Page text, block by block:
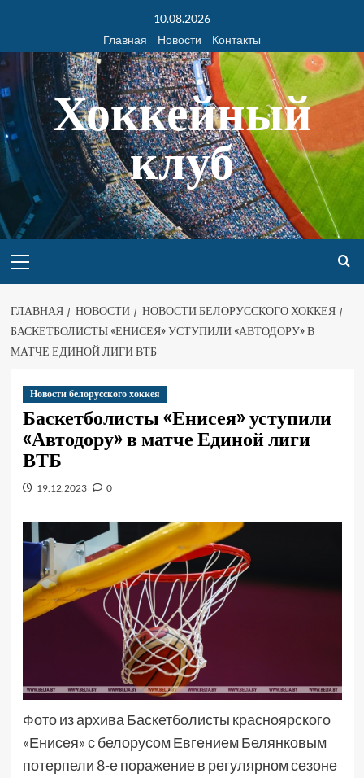
10.08.2026
Главная
Новости Контакты
Хоккейный
клуб
ГЛАВНАЯ НОВОСТИ
НОВОСТИ БЕЛОРУССКОГО ХОККЕЯ
БАСКЕТБОЛИСТЫ «ЕНИСЕЯ» УСТУПИЛИ «АВТОДОРУ» В
МАТЧЕ ЕДИНОЙ ЛИГИ ВТБ
Новости белорусского хоккея
Баскетболисты «Енисея» уступили
«Автодору» в матче Единой лиги
ВТБ
19.12.2023 0
Фото из архива Баскетболисты красноярского
«Енисея» с белорусом Евгением Белянковым
потерпели 8-е поражение в регулярном сезоне